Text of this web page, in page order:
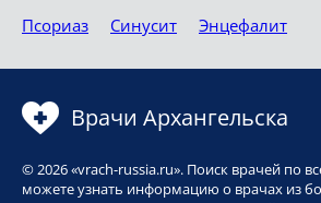
Псориаз
Синусит Энцефалит
Врачи Архангельска
© 2026 «vrach-russia.ru». Поиск врачей по
можете узнать информацию о врачах из